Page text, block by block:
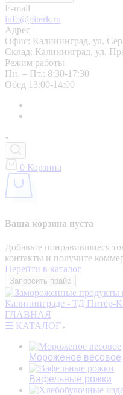
E-mail
info@piterk.ru
Адрес
Офис: Калининград, ул.
Склад: Калининград, ул.
Режим работы
Пн. – Пт.: 8:30-17:30
Обед 13:00-14:00
0 Корзина
Ваша корзина пуста
Добавьте понравившиеся
контакты и получите
Перейти в каталог
Запросить прайс
ГЛАВНАЯ
☰ КАТАЛОГ
Мороженое весовое
Вафельные рожки